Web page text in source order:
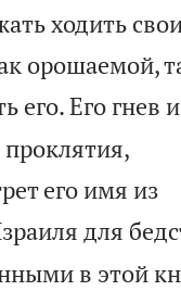
ходить
орошаемой,
его. Его гнев и
проклятия,
его имя из
для
в этой